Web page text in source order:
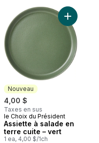
à salade Citrouille –
Nouveau
4,00 $
Taxes en sus
Nouveau
le Choix du Président
Assiette à salade en
terre cuite – vert
1 ea, 4,00 $/1ch
Ajouter